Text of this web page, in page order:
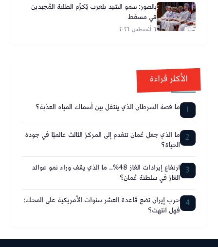
بالصور: سمو السّيد بلعرب يُكرِّم الطلبة المُجيدين
في مسقط
٦ أغسطس ٢٠٢٦
الأكثر قراءة
1 ما قصة السرطان الذي ينتقل بين أسماك المياه العذبة؟
2 ما الذي جعل عُمان تتقدم إلى المركز الثالث عالميًا في جودة
الحياة؟
3 ارتفاع إيرادات الغاز 48%.. ما الذي يقف وراء نمو عوائد
الغاز في سلطنة عُمان؟
4 حرب إيران تضع قاعدة العشر سنوات الأمريكية على المحك؛
فهل انتهت؟